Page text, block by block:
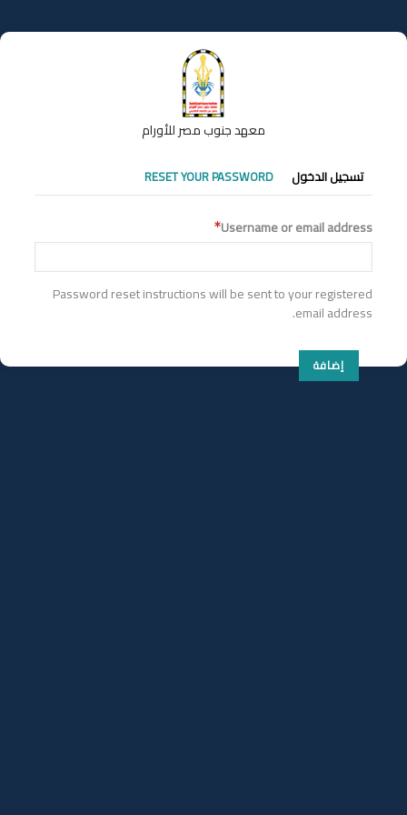
إلى
المحتوى
معهد جنوب مصر للأورام
التبويبات
الأساسية
تسجيل الدخول RESET YOUR PASSWORD
Username or email address
Password reset instructions will be sent to your registered
email address.